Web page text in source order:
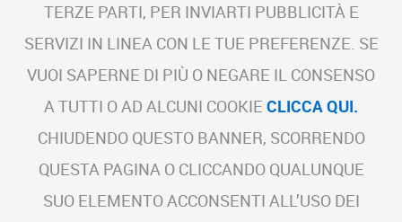
TERZE PARTI, PER INVIARTI PUBBLICITÀ E
SERVIZI IN LINEA CON LE TUE PREFERENZE. SE
VUOI SAPERNE DI PIÙ O NEGARE IL CONSENSO
A TUTTI O AD ALCUNI COOKIE CLICCA QUI.
CHIUDENDO QUESTO BANNER, SCORRENDO
QUESTA PAGINA O CLICCANDO QUALUNQUE
SUO ELEMENTO ACCONSENTI ALL’USO DEI